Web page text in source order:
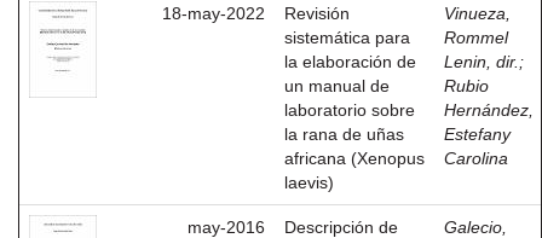
18-may-2022
Revisión
sistemática para
la elaboración de
un manual de
laboratorio sobre
la rana de uñas
africana (Xenopus
laevis)
Vinueza,
Rommel
Lenin, dir. ;
Rubio
Hernández,
Estefany
Carolina
may-2016
Descripción de
Galecio,